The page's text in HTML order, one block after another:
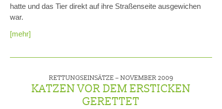
hatte und das Tier direkt auf ihre Straßenseite ausgewichen
war.
[mehr]
RETTUNGSEINSÄTZE – NOVEMBER 2009
KATZEN VOR DEM ERSTICKEN
GERETTET